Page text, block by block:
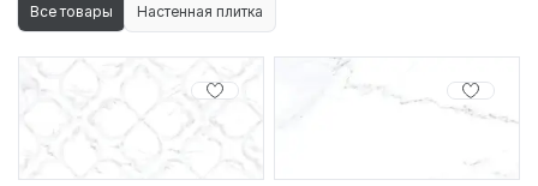
Все товары Настенная плитка